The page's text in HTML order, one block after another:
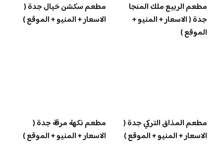
مطعم الربيع ملك المنجا
جدة ( الاسعار + المنيو +
الموقع )
مطعم سكشن خيال جدة (
الاسعار + المنيو + الموقع )
مطعم المذاق التركي جدة (
الاسعار + المنيو + الموقع )
مطعم نكهة مرقة جدة (
الاسعار + المنيو + الموقع )